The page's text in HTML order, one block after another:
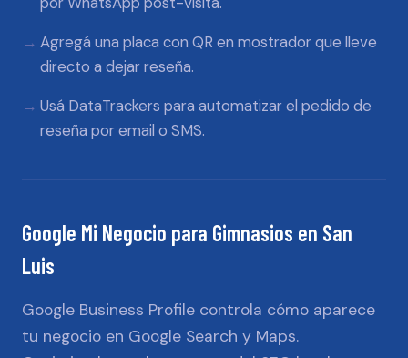
Agregá una placa con QR en mostrador que lleve
directo a dejar reseña.
Usá DataTrackers para automatizar el pedido de
reseña por email o SMS.
Google Mi Negocio para Gimnasios en San
Luis
Google Business Profile controla cómo aparece
tu negocio en Google Search y Maps.